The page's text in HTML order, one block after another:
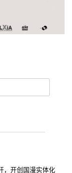
，开创国漫实体化